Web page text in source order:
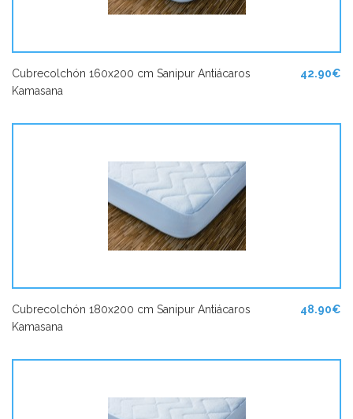
42.90€
Cubrecolchón 160x200 cm Sanipur Antiácaros
Kamasana
48.90€
Cubrecolchón 180x200 cm Sanipur Antiácaros
Kamasana